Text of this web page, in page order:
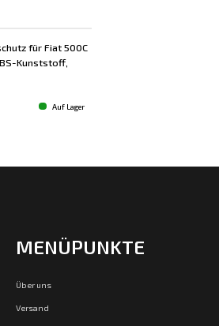
für Fiat 500C
Kunststoff,
Auf Lager
MENÜPUNKTE
Über uns
Versand